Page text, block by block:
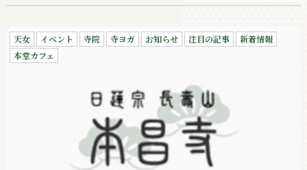
天女 イベント 寺院 寺ヨガ お知らせ 注目の記事
新着情報
本堂カフェ